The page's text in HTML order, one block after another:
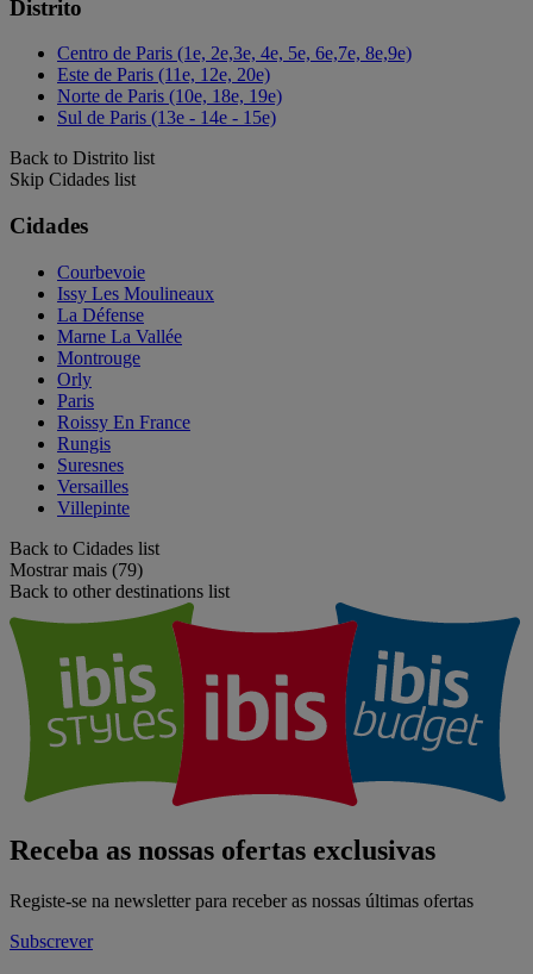
Distrito
Centro de Paris (1e, 2e,3e, 4e, 5e, 6e,7e, 8e,9e)
Este de Paris (11e, 12e, 20e)
Norte de Paris (10e, 18e, 19e)
Sul de Paris (13e - 14e - 15e)
Back to Distrito list
Skip Cidades list
Cidades
Courbevoie
Issy Les Moulineaux
La Défense
Marne La Vallée
Montrouge
Orly
Paris
Roissy En France
Rungis
Suresnes
Versailles
Villepinte
Back to Cidades list
Mostrar mais (79)
Back to other destinations list
Receba as nossas ofertas exclusivas
Registe-se na newsletter para receber as nossas últimas ofertas
Subscrever